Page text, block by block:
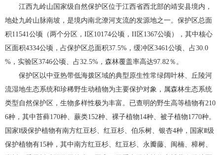
江西九岭山国家级自然保护区位于江西省西北部的靖安县境内，
地处九岭山脉南坡，是境内南北潦河支流的发源地之一。保护区总面
积11541公顷（两个分区，I区10174公顷，II区1367公顷），其中核心
区面积4334公顷，占保护区总面积37.5%，缓冲区3461公顷、占30.0
%，实验区3746公顷、占32.5%，森林覆盖率高达97.82％。
保护区以中亚热带低海拨区域的典型原生性常绿阔叶林、丘陵河
流湿地生态系统和珍稀野生动植物为主要保护对象，属森林生态系统
类型自然保护区，生物多样性极为丰富。已查明的野生高等植物有210
6种，其中苔藓170种、蕨类152种、裸子植物14种、被子植物1770种。
国家Ⅰ级保护植物有南方红豆杉、红豆杉、伯乐树、银杏4种，国家Ⅱ级
保护植物有15种，其中南方红豆杉、红豆杉、永瓣藤、闽楠、樟树、